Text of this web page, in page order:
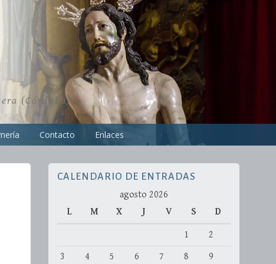
(Córdoba)
Contacto Enlaces
CALENDARIO DE ENTRADAS
agosto 2026
L
M X J V S D
1
2
3
4 5 6 7 8
9